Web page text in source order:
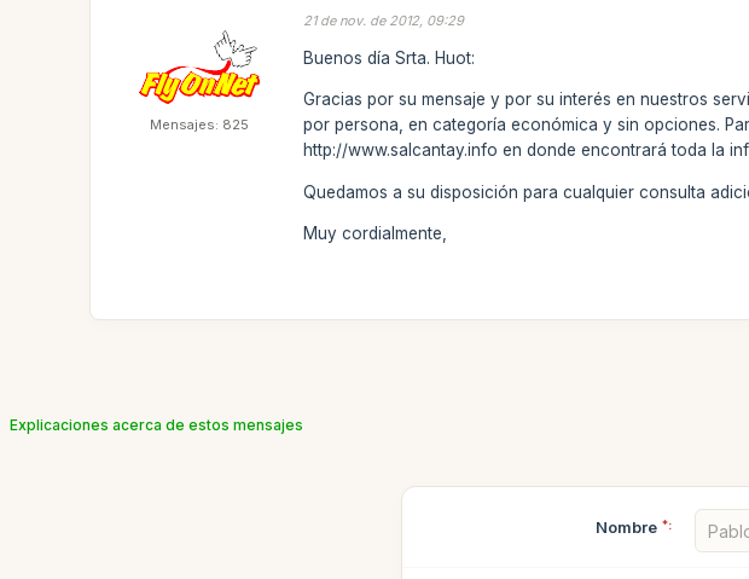
Mensajes: 825
21 de nov. de 2012, 09:29
Buenos día Srta. Huot:
Gracias por su mensaje y por su interés en nuestros
por persona, en categoría económica y sin opciones.
http://www.salcantay.info en donde encontrará toda la
Quedamos a su disposición para cualquier consulta
Muy cordialmente,
Explicaciones acerca de estos mensajes
Nombre *: